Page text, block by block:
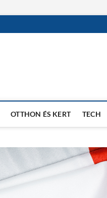
OTTHON ÉS KERT TECH